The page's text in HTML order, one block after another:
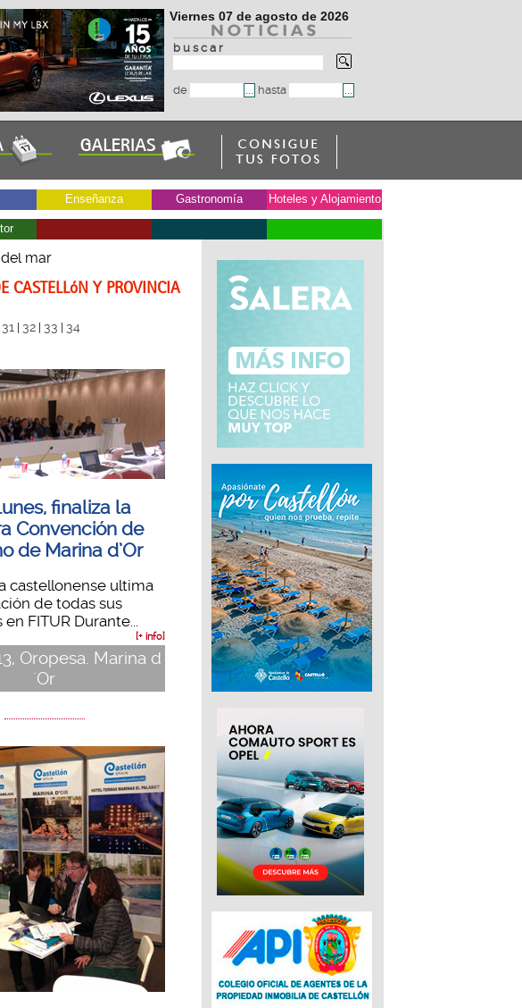
Viernes 07 de agosto de 2026
b u s c a r
de hasta
Enseñanza Gastronomía Hoteles y Alojamiento
mar
CASTELLóN Y PROVINCIA
31 32 33 34
finaliza la
Convención de
de Marina d’Or
castellonense ultima
de todas sus
FITUR Durante...
[+ info]
Oropesa. Marina d
´Or